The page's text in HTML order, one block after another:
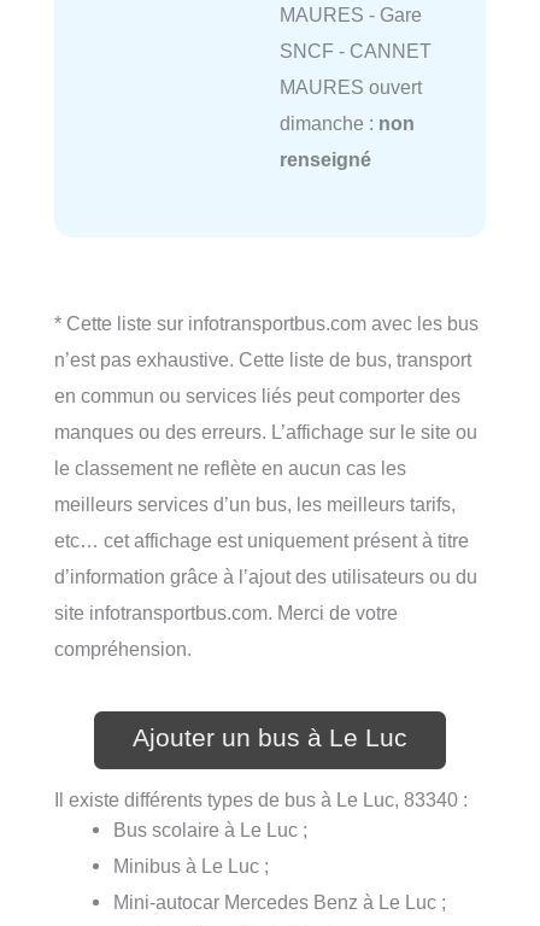
MAURES - Gare
SNCF - CANNET
MAURES ouvert
dimanche : non
renseigné
* Cette liste sur infotransportbus.com avec les bus
n’est pas exhaustive. Cette liste de bus, transport
en commun ou services liés peut comporter des
manques ou des erreurs. L’affichage sur le site ou
le classement ne reflète en aucun cas les
meilleurs services d’un bus, les meilleurs tarifs,
etc… cet affichage est uniquement présent à titre
d’information grâce à l’ajout des utilisateurs ou du
site infotransportbus.com. Merci de votre
compréhension.
Ajouter un bus à Le Luc
Il existe différents types de bus à Le Luc, 83340 :
Bus scolaire à Le Luc ;
Minibus à Le Luc ;
Mini-autocar Mercedes Benz à Le Luc ;